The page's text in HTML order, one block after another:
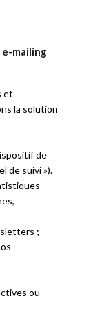
e-mailing
et
la solution
de
de suivi »).
;
ou